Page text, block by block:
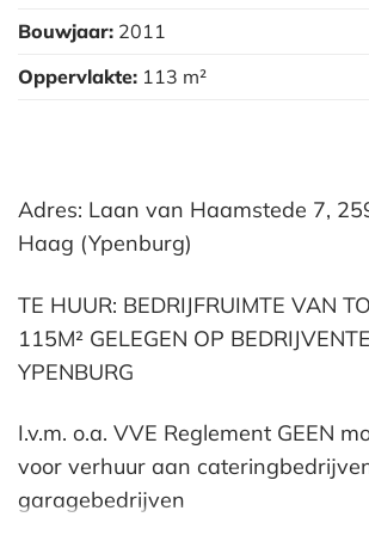
Bouwjaar: 2011
Oppervlakte: 113 m²
Adres: Laan van Haamstede 7,
Haag (Ypenburg)
TE HUUR: BEDRIJFRUIMTE VAN
115M² GELEGEN OP
YPENBURG
I.v.m. o.a. VVE Reglement GEEN
voor verhuur aan
garagebedrijven